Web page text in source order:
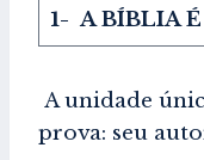
1- A BÍBLIA
A unidade
prova: seu